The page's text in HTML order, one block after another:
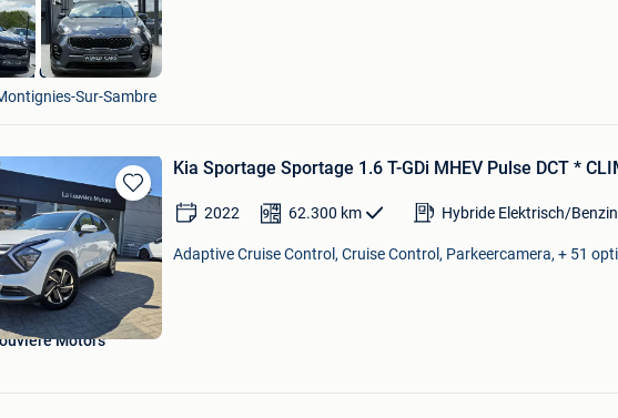
Cars SRL
Sur-Sambre
Bewaren
in
Mijn
Favorieten
Kia Sportage Sportage 1.6 T-GDi MHEV Pulse DCT *
2022 62.300 km Hybride Elektrisch/
Adaptive Cruise Control, Cruise Control, Parkeercamera, + 51
Motors